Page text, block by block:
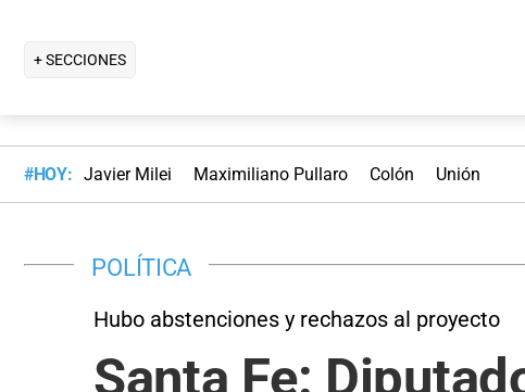
+ SECCIONES
#HOY: Javier Milei Maximiliano Pullaro Colón Unión
POLÍTICA
Hubo abstenciones y rechazos al proyecto
Santa Fe: